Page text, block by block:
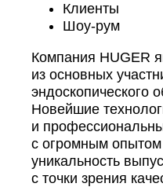
Клиенты
Шоу-рум
Компания HUGER
из основных
эндоскопического
Новейшие
и
с огромным опытом
уникальность
с точки зрения